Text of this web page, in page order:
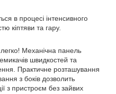
в процесі інтенсивного
кіптяви та гару.
Механічна панель
швидкостей та
Практичне розташування
з боків дозволить
з пристроєм без зайвих